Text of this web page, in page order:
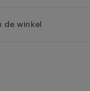
de winkel